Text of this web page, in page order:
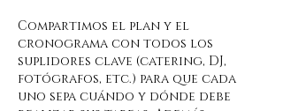
Compartimos el plan y el
cronograma con todos los
suplidores clave (catering, DJ,
fotógrafos, etc.) para que cada
uno sepa cuándo y dónde debe